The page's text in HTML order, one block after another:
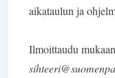
aikataulun ja
Ilmoittaudu